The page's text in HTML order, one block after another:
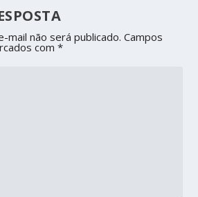
mail não será publicado. Campos
com*